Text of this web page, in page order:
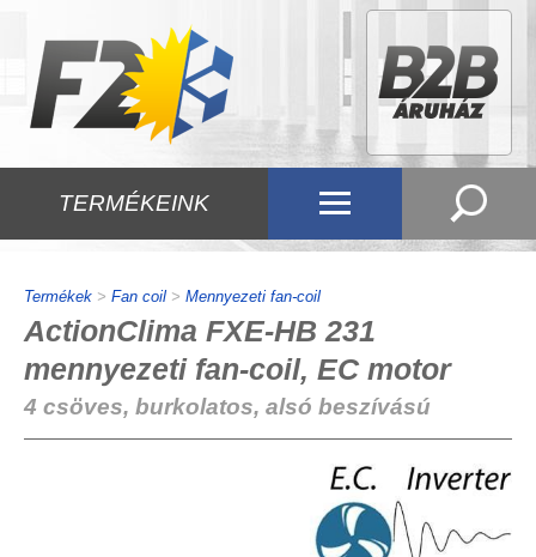
TERMÉKEINK
Termékek > Fan coil > Mennyezeti fan-coil
ActionClima FXE-HB 231
mennyezeti fan-coil, EC motor
4 csöves, burkolatos, alsó beszívású